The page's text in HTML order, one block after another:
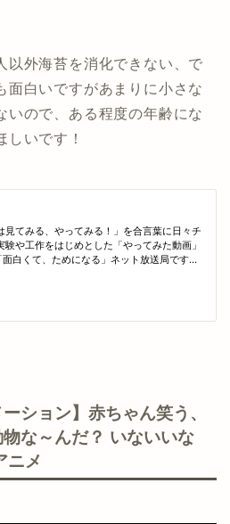
以外海苔を消化できない、で
面白いですがあまりに小さな
いので、ある程度の年齢にな
しいです！
ション】赤ちゃん笑う、
な～んだ？ いないいな
ニメ